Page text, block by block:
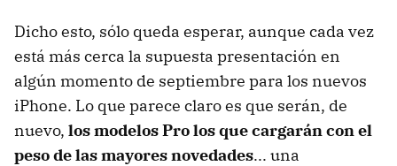
Dicho esto, sólo queda esperar, aunque cada vez
está más cerca la supuesta presentación en
algún momento de septiembre para los nuevos
iPhone. Lo que parece claro es que serán, de
nuevo, los modelos Pro los que cargarán con el
peso de las mayores novedades... una